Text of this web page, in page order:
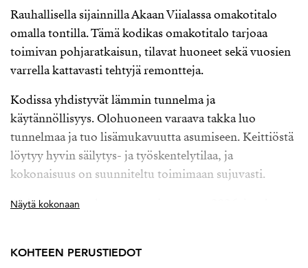
Rauhallisella sijainnilla Akaan Viialassa omakotitalo
omalla tontilla. Tämä kodikas omakotitalo tarjoaa
toimivan pohjaratkaisun, tilavat huoneet sekä vuosien
varrella kattavasti tehtyjä remontteja.
Kodissa yhdistyvät lämmin tunnelma ja
käytännöllisyys. Olohuoneen varaava takka luo
tunnelmaa ja tuo lisämukavuutta asumiseen. Keittiöstä
löytyy hyvin säilytys- ja työskentelytilaa, ja
kokonaisuus on suunniteltu toimimaan sujuvasti.
Alakertaan on tehty remonttia vuonna 2026, ja taloon
kaupunginvesiliittymän uusiminen vuonna 2022 sekä
Näytä kokonaan
KOHTEEN PERUSTIEDOT